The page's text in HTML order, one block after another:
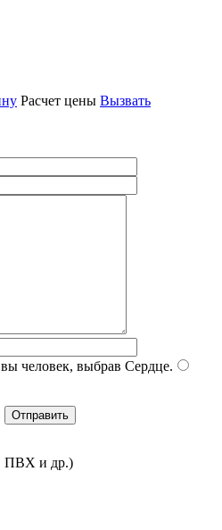
Расчет цены Вызвать
человек, выбрав Сердце.
и др.)